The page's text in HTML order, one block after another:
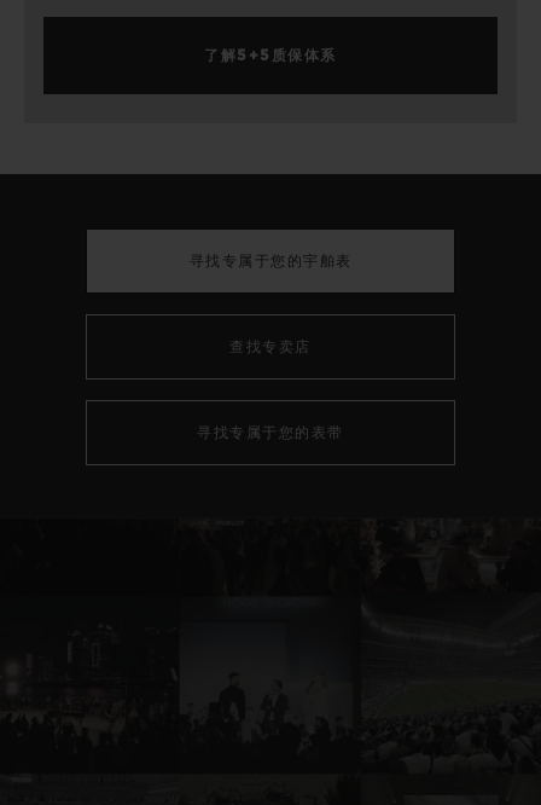
了解5+5质保体系
寻找专属于您的宇舶表
查找专卖店
寻找专属于您的表带